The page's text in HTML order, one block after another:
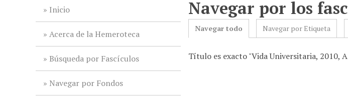
Inicio
Acerca de la Hemeroteca
Búsqueda por Fascículos
Navegar por Fondos
Navegar por los
Navegar todo Navegar por Etiqueta
Título es exacto "Vida Universitaria, 2010,